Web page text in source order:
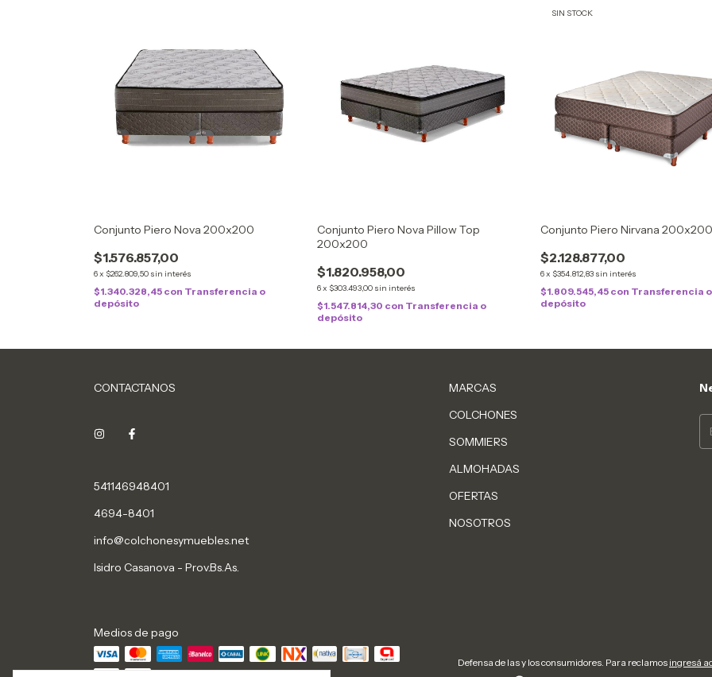
Conjunto Piero Nova 200x200
$1.576.857,00
6x $262.809,50 sin interés
$1.340.328,45 con Transferencia o
depósito
Conjunto Piero Nova Pillow Top
200x200
$1.820.958,00
6x $303.493,00 sin interés
$1.547.814,30 con Transferencia o
depósito
SIN STOCK
Conjunto Piero Nirvana 200x200
$2.128.877,00
6x $354.812,83 sin interés
$1.809.545,45 con Transferencia o
depósito
CONTACTANOS
541146948401
4694-8401
info@colchonesymuebles.net
Isidro Casanova - Prov.Bs.As.
MARCAS
COLCHONES
SOMMIERS
ALMOHADAS
OFERTAS
NOSOTROS
Medios de pago
Defensa de las y los consumidores. Para reclamos ingresá